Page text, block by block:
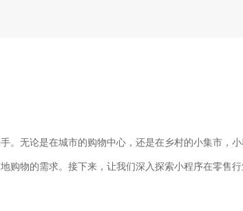
。无论是在城市的购物中心，还是在乡村的小集市，
物的需求。接下来，让我们深入探索小程序在零售行